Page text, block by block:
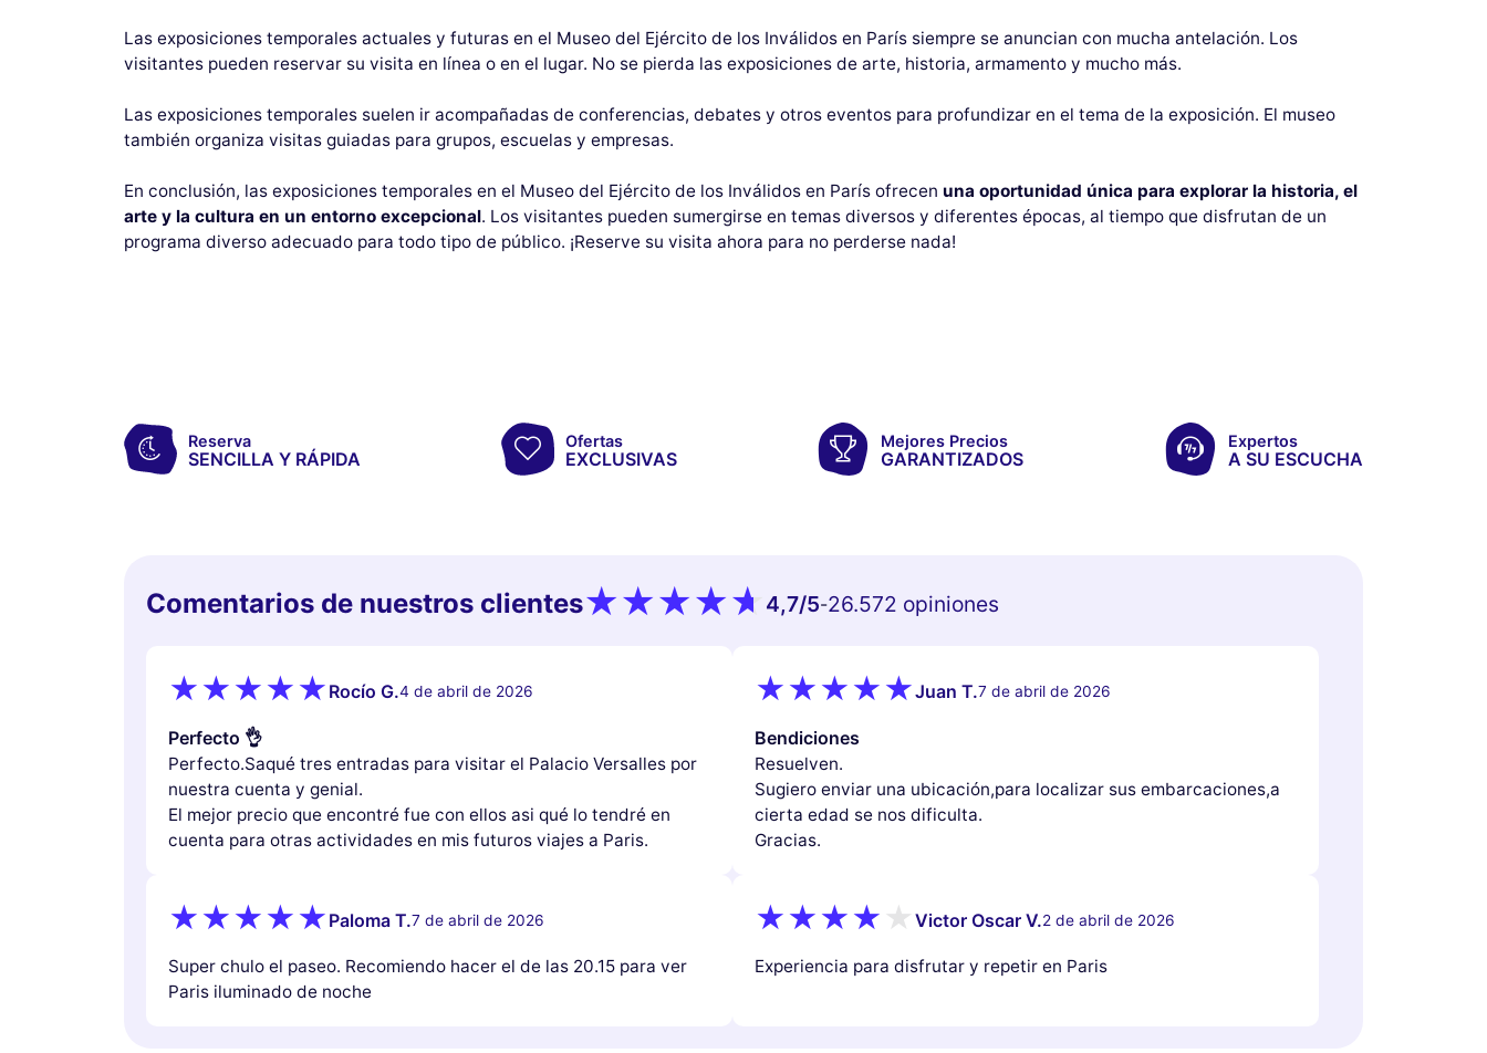
Las exposiciones temporales actuales y futuras en el Museo del Ejército de los Inválidos en París siempre se anuncian con mucha antelación. Los
visitantes pueden reservar su visita en línea o en el lugar. No se pierda las exposiciones de arte, historia, armamento y mucho más.
Las exposiciones temporales suelen ir acompañadas de conferencias, debates y otros eventos para profundizar en el tema de la exposición. El museo
también organiza visitas guiadas para grupos, escuelas y empresas.
En conclusión, las exposiciones temporales en el Museo del Ejército de los Inválidos en París ofrecen una oportunidad única para explorar la historia, el
arte y la cultura en un entorno excepcional. Los visitantes pueden sumergirse en temas diversos y diferentes épocas, al tiempo que disfrutan de un
programa diverso adecuado para todo tipo de público. ¡Reserve su visita ahora para no perderse nada!
Reserva
SENCILLA Y RÁPIDA
Ofertas
EXCLUSIVAS
Mejores Precios
GARANTIZADOS
Expertos
A SU ESCUCHA
Comentarios de nuestros clientes 4,7/5-26.572 opiniones
Rocío G.4 de abril de 2026
Perfecto 👌
Perfecto.Saqué tres entradas para visitar el Palacio Versalles por
nuestra cuenta y genial.
El mejor precio que encontré fue con ellos asi qué lo tendré en
cuenta para otras actividades en mis futuros viajes a Paris.
Juan T.7 de abril de 2026
Bendiciones
Resuelven.
Sugiero enviar una ubicación,para localizar sus embarcaciones,a
cierta edad se nos dificulta.
Gracias.
Paloma T.7 de abril de 2026
Super chulo el paseo. Recomiendo hacer el de las 20.15 para ver
Paris iluminado de noche
Victor Oscar V.2 de abril de 2026
Experiencia para disfrutar y repetir en Paris